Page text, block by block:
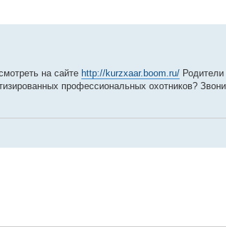
на сайте http://kurzxaar.boom.ru/
профессиональных охотников?